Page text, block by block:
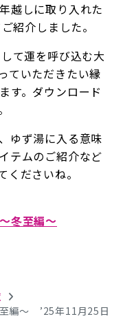
編～ ’25年11月25日
越しに取り入れた
紹介しました。
て運を呼び込む大
ていただきたい縁
す。ダウンロード
ゆず湯に入る意味
テムのご紹介など
ださいね。
冬至編～